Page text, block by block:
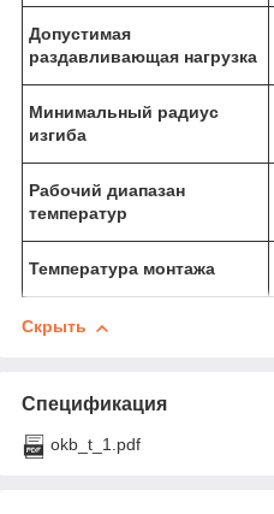
Допустимая
раздавливающая нагрузка
Минимальный радиус
изгиба
Рабочий диапазан
температур
Температура монтажа
Скрыть
Спецификация
okb_t_1.pdf